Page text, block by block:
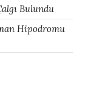
Bulundu
Hipodromu